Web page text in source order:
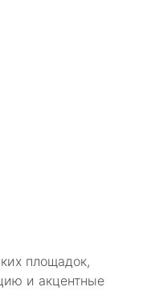
площадок,
и акцентные